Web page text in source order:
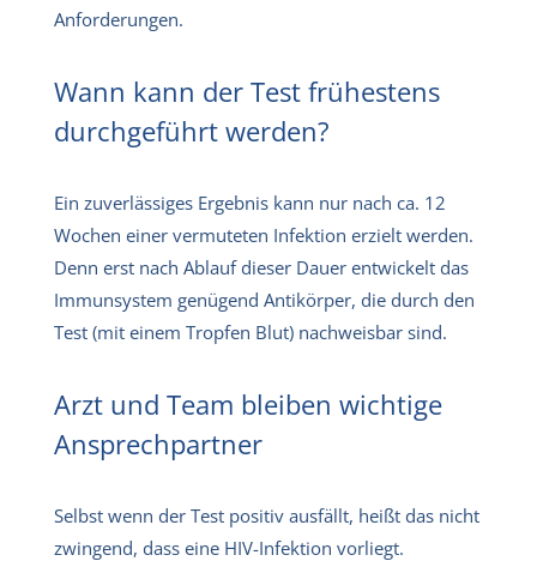
Anforderungen.
Wann kann der Test frühestens
durchgeführt werden?
Ein zuverlässiges Ergebnis kann nur nach ca. 12
Wochen einer vermuteten Infektion erzielt werden.
Denn erst nach Ablauf dieser Dauer entwickelt das
Immunsystem genügend Antikörper, die durch den
Test (mit einem Tropfen Blut) nachweisbar sind.
Arzt und Team bleiben wichtige
Ansprechpartner
Selbst wenn der Test positiv ausfällt, heißt das nicht
zwingend, dass eine HIV-Infektion vorliegt.